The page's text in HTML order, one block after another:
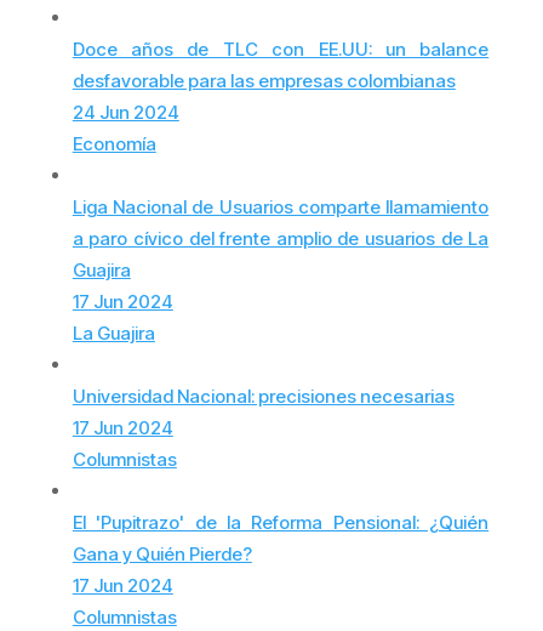
Doce años de TLC con EE.UU: un balance
desfavorable para las empresas colombianas
24 Jun 2024
Economía
Liga Nacional de Usuarios comparte llamamiento
a paro cívico del frente amplio de usuarios de La
Guajira
17 Jun 2024
La Guajira
Universidad Nacional: precisiones necesarias
17 Jun 2024
Columnistas
El 'Pupitrazo' de la Reforma Pensional: ¿Quién
Gana y Quién Pierde?
17 Jun 2024
Columnistas